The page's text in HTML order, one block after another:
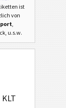
ist
von
,
u.s.w.